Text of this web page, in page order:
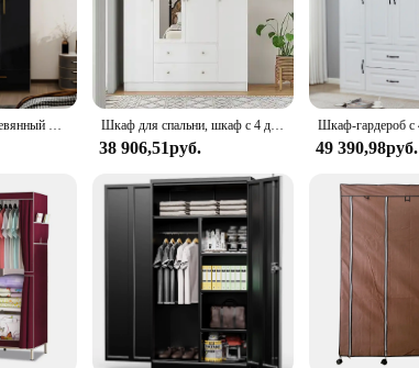
Шкаф-гардероб: деревянный шкаф-органайзер для шкафа с 3 ящиками, 4 дверями, подвесной стержень, зеркало и полки Шкаф для спальни, шкаф с 4 дверцами, 2 ящиками и зеркалом, большие полки, подвесные штанги для спальни
38 906,51руб. 49 390,98руб.